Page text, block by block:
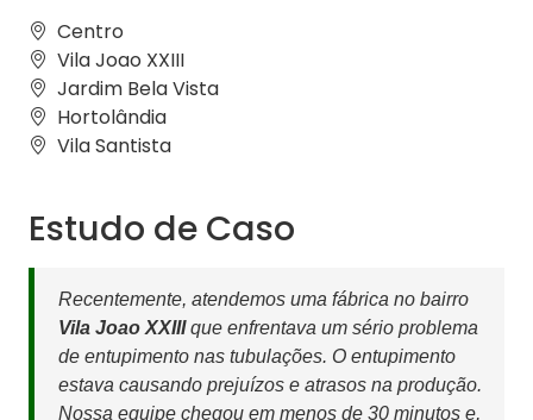
Centro
Vila Joao XXIII
Jardim Bela Vista
Hortolândia
Vila Santista
Estudo de Caso
Recentemente, atendemos uma fábrica no bairro
Vila Joao XXIIIque enfrentava um sério problema
de entupimento nas tubulações. O entupimento
estava causando prejuízos e atrasos na produção.
Nossa equipe chegou em menos de 30 minutos e,